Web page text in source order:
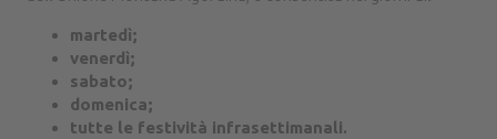
martedì;
venerdì;
sabato;
domenica;
tutte le festività infrasettimanali.